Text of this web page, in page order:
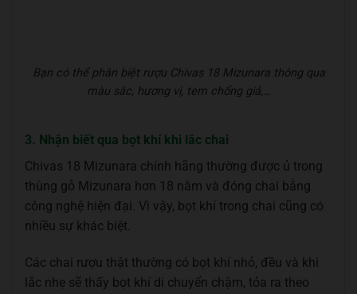
Bạn có thể phân biệt rượu Chivas 18 Mizunara thông qua
màu sắc, hương vị, tem chống giả,…
3. Nhận biết qua bọt khí khi lắc chai
Chivas 18 Mizunara chính hãng thường được ủ trong
thùng gỗ Mizunara hơn 18 năm và đóng chai bằng
công nghệ hiện đại. Vì vậy, bọt khí trong chai cũng có
nhiều sự khác biệt.
Các chai rượu thật thường có bọt khí nhỏ, đều và khi
lắc nhẹ sẽ thấy bọt khí di chuyển chậm, tỏa ra theo